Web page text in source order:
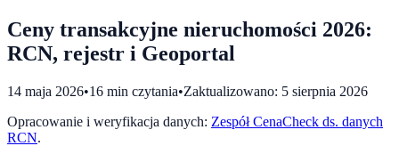
Ceny transakcyjne nieruchomości 2026:
RCN, rejestr i Geoportal
14 maja 2026•16 min czytania•Zaktualizowano: 5 sierpnia 2026
Opracowanie i weryfikacja danych: Zespół CenaCheck ds. danych
RCN.